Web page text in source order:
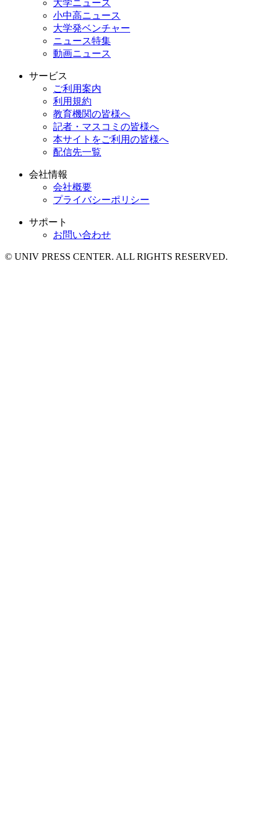
大学ニュース
小中高ニュース
大学発ベンチャー
ニュース特集
動画ニュース
サービス
ご利用案内
利用規約
教育機関の皆様へ
記者・マスコミの皆様へ
本サイトをご利用の皆様へ
配信先一覧
会社情報
会社概要
プライバシーポリシー
サポート
お問い合わせ
© UNIV PRESS CENTER. ALL RIGHTS RESERVED.